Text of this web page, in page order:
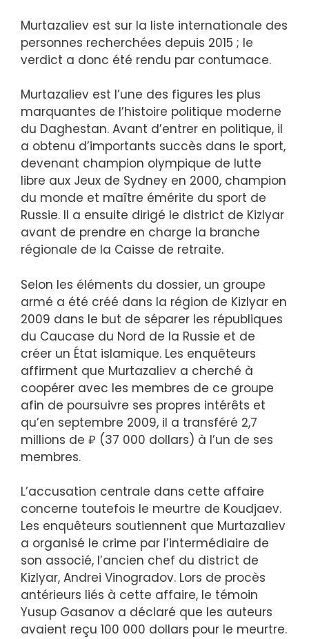
Murtazaliev est sur la liste internationale des
personnes recherchées depuis 2015 ; le
verdict a donc été rendu par contumace.
Murtazaliev est l’une des figures les plus
marquantes de l’histoire politique moderne
du Daghestan. Avant d’entrer en politique, il
a obtenu d’importants succès dans le sport,
devenant champion olympique de lutte
libre aux Jeux de Sydney en 2000, champion
du monde et maître émérite du sport de
Russie. Il a ensuite dirigé le district de Kizlyar
avant de prendre en charge la branche
régionale de la Caisse de retraite.
Selon les éléments du dossier, un groupe
armé a été créé dans la région de Kizlyar en
2009 dans le but de séparer les républiques
du Caucase du Nord de la Russie et de
créer un État islamique. Les enquêteurs
affirment que Murtazaliev a cherché à
coopérer avec les membres de ce groupe
afin de poursuivre ses propres intérêts et
qu’en septembre 2009, il a transféré 2,7
millions de ₽ (37 000 dollars) à l’un de ses
membres.
L’accusation centrale dans cette affaire
concerne toutefois le meurtre de Koudjaev.
Les enquêteurs soutiennent que Murtazaliev
a organisé le crime par l’intermédiaire de
son associé, l’ancien chef du district de
Kizlyar, Andrei Vinogradov. Lors de procès
antérieurs liés à cette affaire, le témoin
Yusup Gasanov a déclaré que les auteurs
avaient reçu 100 000 dollars pour le meurtre.